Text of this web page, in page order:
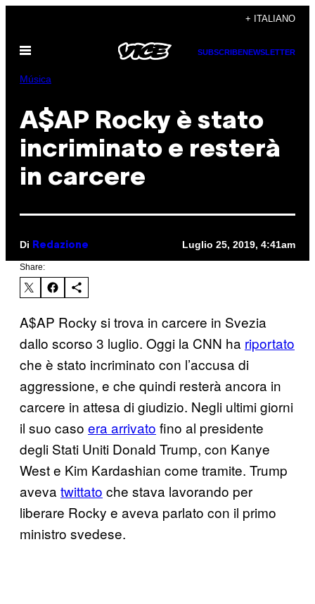
contenuto
+ ITALIANO
Apri
SUBSCRIBENEWSLETTER
Música
A$AP Rocky è stato
incriminato e resterà
in carcere
Di Redazione Luglio 25, 2019, 4:41am
Share:
A$AP Rocky si trova in carcere in Svezia
dallo scorso 3 luglio. Oggi la CNN ha riportato
che è stato incriminato con l’accusa di
aggressione, e che quindi resterà ancora in
carcere in attesa di giudizio. Negli ultimi giorni
il suo caso era arrivato fino al presidente
degli Stati Uniti Donald Trump, con Kanye
West e Kim Kardashian come tramite. Trump
aveva twittato che stava lavorando per
liberare Rocky e aveva parlato con il primo
ministro svedese.